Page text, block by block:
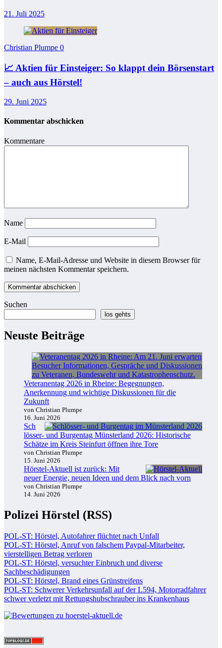
21. Juli 2025
Christian Plumpe 0
📈 Aktien für Einsteiger: So klappt dein Börsenstart
– auch aus Hörstel!
29. Juni 2025
Kommentar abschicken
Kommentare
Name
E-Mail
Name, E-Mail-Adresse und Website in diesem Browser für
meinen nächsten Kommentar speichern.
Suchen
los gehts
Neuste Beiträge
Veteranentag 2026 in Rheine: Begegnungen,
Anerkennung und wichtige Diskussionen für die
Zukunft
von Christian Plumpe
16. Juni 2026
Sch
lösser- und Burgentag Münsterland 2026: Historische
Schätze im Kreis Steinfurt öffnen ihre Tore
von Christian Plumpe
15. Juni 2026
Hörstel-Aktuell ist zurück: Mit
neuer Energie, neuen Ideen und dem Blick nach vorn
von Christian Plumpe
14. Juni 2026
Polizei Hörstel (RSS)
POL-ST: Hörstel, Autofahrer flüchtet nach Unfall
POL-ST: Hörstel, Anruf von falschem Paypal-Mitarbeiter,
vierstelligen Betrag verloren
POL-ST: Hörstel, versuchter Einbruch und diverse
Sachbeschädigungen
POL-ST: Hörstel, Brand eines Grünstreifens
POL-ST: Schwerer Verkehrsunfall auf der L594, Motorradfahrer
schwer verletzt mit Rettungshubschrauber ins Krankenhaus